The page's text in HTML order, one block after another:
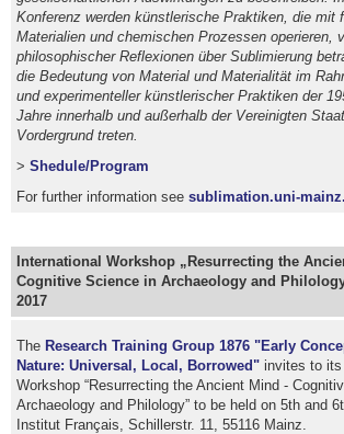
Konferenz werden künstlerische Praktiken, die mit
Materialien und chemischen Prozessen operieren,
philosophischer Reflexionen über Sublimierung
die Bedeutung von Material und Materialität im
und experimenteller künstlerischer Praktiken der
Jahre innerhalb und außerhalb der Vereinigten
Vordergrund treten.
>Shedule/Program
For further information seesublimation.uni-
International Workshop „Resurrecting the
Cognitive Science in Archaeology and
2017
The Research Training Group 1876 "Early
Nature: Universal, Local, Borrowed" invites to its
Workshop “Resurrecting the Ancient Mind -
Archaeology and Philology” to be held on 5th and
Institut Français, Schillerstr. 11, 55116 Mainz.